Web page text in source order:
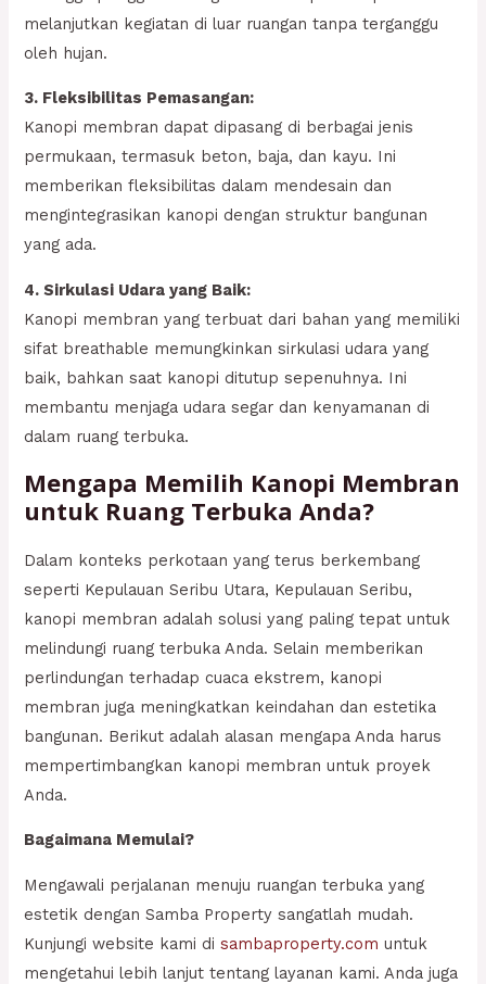
melanjutkan kegiatan di luar ruangan tanpa terganggu
oleh hujan.
3. Fleksibilitas Pemasangan:
Kanopi membran dapat dipasang di berbagai jenis
permukaan, termasuk beton, baja, dan kayu. Ini
memberikan fleksibilitas dalam mendesain dan
mengintegrasikan kanopi dengan struktur bangunan
yang ada.
4. Sirkulasi Udara yang Baik:
Kanopi membran yang terbuat dari bahan yang memiliki
sifat breathable memungkinkan sirkulasi udara yang
baik, bahkan saat kanopi ditutup sepenuhnya. Ini
membantu menjaga udara segar dan kenyamanan di
dalam ruang terbuka.
Mengapa Memilih Kanopi Membran
untuk Ruang Terbuka Anda?
Dalam konteks perkotaan yang terus berkembang
seperti Kepulauan Seribu Utara, Kepulauan Seribu,
kanopi membran adalah solusi yang paling tepat untuk
melindungi ruang terbuka Anda. Selain memberikan
perlindungan terhadap cuaca ekstrem, kanopi
membran juga meningkatkan keindahan dan estetika
bangunan. Berikut adalah alasan mengapa Anda harus
mempertimbangkan kanopi membran untuk proyek
Anda.
Bagaimana Memulai?
Mengawali perjalanan menuju ruangan terbuka yang
estetik dengan Samba Property sangatlah mudah.
Kunjungi website kami disambaproperty.com untuk
mengetahui lebih lanjut tentang layanan kami. Anda juga